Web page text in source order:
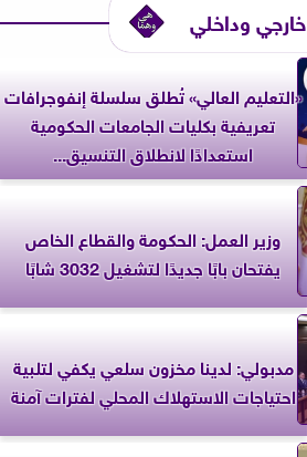
خارجي وداخلي
«التعليم العالي» تُطلق سلسلة إنفوجرافات
تعريفية بكليات الجامعات الحكومية
استعدادًا لانطلاق التنسيق...
وزير العمل: الحكومة والقطاع الخاص
يفتحان بابًا جديدًا لتشغيل 3032 شابًا
مدبولي: لدينا مخزون سلعي يكفي لتلبية
احتياجات الاستهلاك المحلي لفترات آمنة